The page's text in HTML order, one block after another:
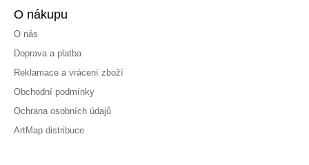
O nákupu
O nás
Doprava a platba
Reklamace a vrácení zboží
Obchodní podmínky
Ochrana osobních údajů
ArtMap distribuce